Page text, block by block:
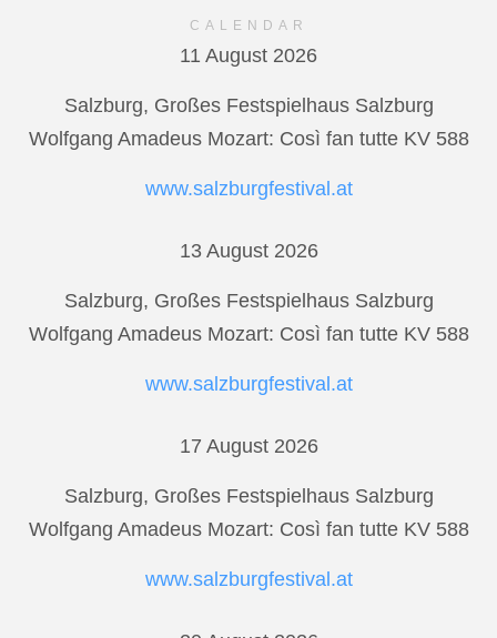
CALENDAR
11 August 2026
Salzburg, Großes Festspielhaus Salzburg
Wolfgang Amadeus Mozart: Così fan tutte KV 588
www.salzburgfestival.at
13 August 2026
Salzburg, Großes Festspielhaus Salzburg
Wolfgang Amadeus Mozart: Così fan tutte KV 588
www.salzburgfestival.at
17 August 2026
Salzburg, Großes Festspielhaus Salzburg
Wolfgang Amadeus Mozart: Così fan tutte KV 588
www.salzburgfestival.at